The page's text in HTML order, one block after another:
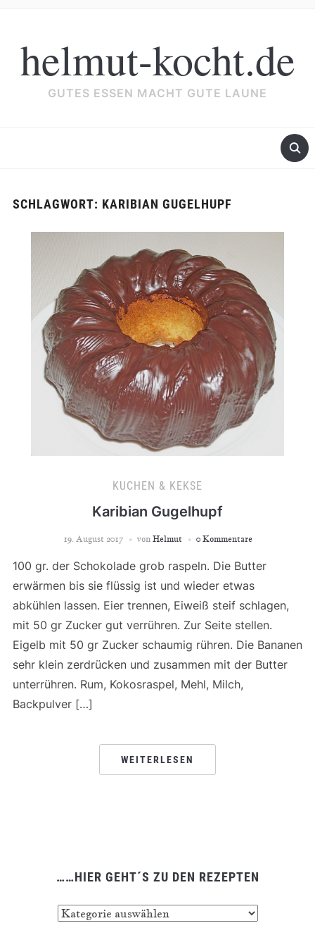
helmut-kocht.de
GUTES ESSEN MACHT GUTE LAUNE
……HIER GEHT´S ZU DEN REZEPTEN
SCHLAGWORT: KARIBIAN GUGELHUPF
KUCHEN & KEKSE
Karibian Gugelhupf
19. August 2017 von Helmut 0 Kommentare
100 gr. der Schokolade grob raspeln. Die Butter
erwärmen bis sie flüssig ist und wieder etwas
abkühlen lassen. Eier trennen, Eiweiß steif schlagen,
mit 50 gr Zucker gut verrühren. Zur Seite stellen.
Eigelb mit 50 gr Zucker schaumig rühren. Die Bananen
sehr klein zerdrücken und zusammen mit der Butter
unterrühren. Rum, Kokosraspel, Mehl, Milch,
Backpulver […]
WEITERLESEN